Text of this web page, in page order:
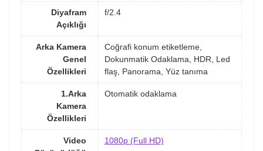
Diyafram
Açıklığı
f/2.4
Arka Kamera
Genel
Özellikleri
Coğrafi konum etiketleme,
Dokunmatik Odaklama, HDR, Led
flaş, Panorama, Yüz tanıma
1.Arka
Kamera
Özellikleri
Otomatik odaklama
Video
1080p (Full HD)